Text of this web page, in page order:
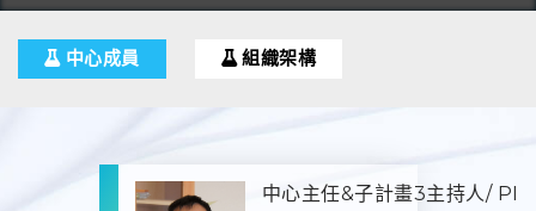
中心成員 組織架構
中心主任&子計畫3主持人/ PI